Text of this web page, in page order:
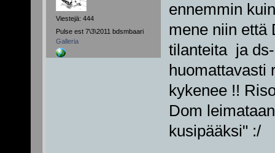
Viestejä: 444
Pulse est 7\3\2011 bdsmbaari
Galleria
ennemmin
mene niin että
tilanteita ja
huomattavasti
kykenee !!
Dom
kusipääksi" :/